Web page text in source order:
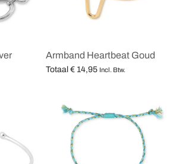
Armband Heartbeat Goud
Totaal € 14,95 Incl. Btw.